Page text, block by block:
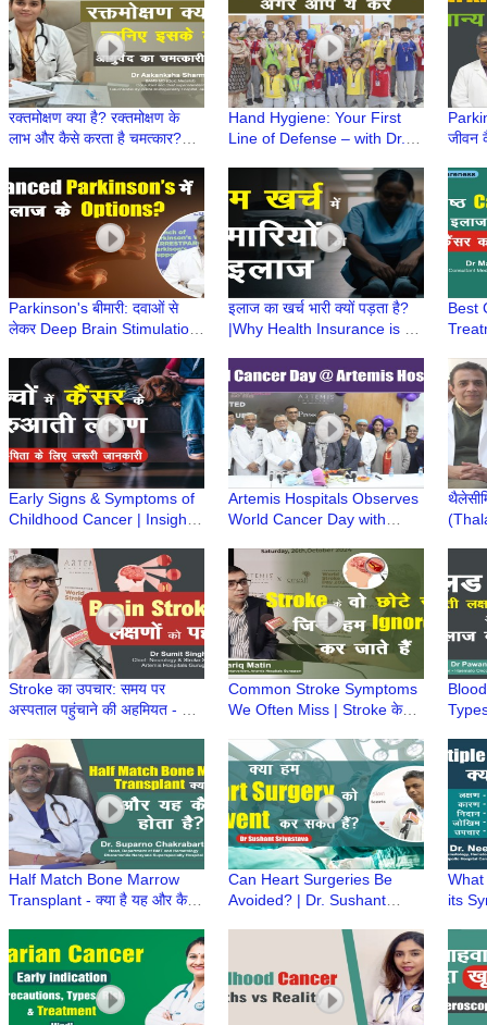
Therapy
रक्तमोक्षण क्या है? रक्तमोक्षण के
लाभ और कैसे करता है चमत्कार?
Aakanksha Sharma
Hand Hygiene: Your First
Line of Defense – with Dr.
जीवन
Parkinson's बीमारी: दवाओं से
लेकर Deep Brain Stimulation
इलाज के Option?
इलाज का खर्च भारी क्यों पड़ता है?
|Why Health Insurance is a
Medical Emergencies?
Best
Early Signs & Symptoms of
Childhood Cancer | Insights
Sukriti Gupta
Artemis Hospitals Observes
World Cancer Day with
Stroke का उपचार: समय पर
अस्पताल पहुंचाने की अहमियत - Dr
Hospitals
Common Stroke Symptoms
We Often Miss | Stroke के
Artemis Hospital
Singh
Half Match Bone Marrow
Transplant - क्या है यह और कैसे
Chakrabarti
Can Heart Surgeries Be
Avoided? | Dr. Sushant
Heart Surgeries and Heart
its